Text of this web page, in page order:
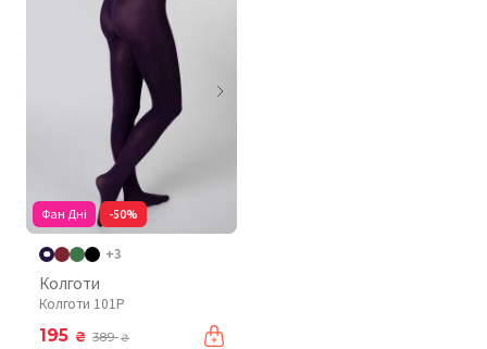
Фан Дні -50%
+3
Колготи
Колготи 101P
195 ₴ 389₴